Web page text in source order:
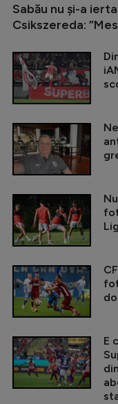
Sabău nu și-a
Csikszereda:
E